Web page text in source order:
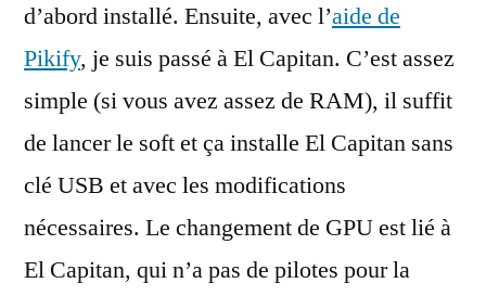
d’abord installé. Ensuite, avec l’aide de
Pikify, je suis passé à El Capitan. C’est assez
simple (si vous avez assez de RAM), il suffit
de lancer le soft et ça installe El Capitan sans
clé USB et avec les modifications
nécessaires. Le changement de GPU est lié à
El Capitan, qui n’a pas de pilotes pour la